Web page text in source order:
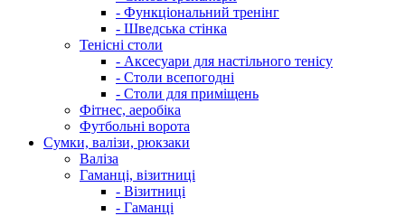
- Функціональний тренінг
- Шведська стінка
Тенісні столи
- Аксесуари для настільного тенісу
- Столи всепогодні
- Столи для приміщень
Фітнес, аеробіка
Футбольні ворота
Сумки, валізи, рюкзаки
Валіза
Гаманці, візитниці
- Візитниці
- Гаманці